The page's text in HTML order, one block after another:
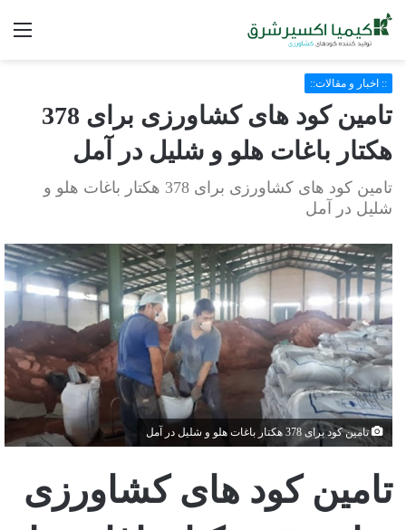
:: اخبار و مقالات::
تامین کود های کشاورزی برای 378
هکتار باغات هلو و شلیل در آمل
تامین کود های کشاورزی برای 378 هکتار باغات هلو و
شلیل در آمل
تامین کود برای 378 هکتار باغات هلو و شلیل در آمل
تامین کود های کشاورزی